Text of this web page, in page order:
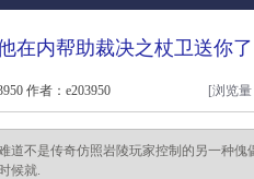
在内帮助裁决之杖卫送你
作者：e203950 [浏览
道不是传奇仿照岩陵玩家控制的另一种
候就.